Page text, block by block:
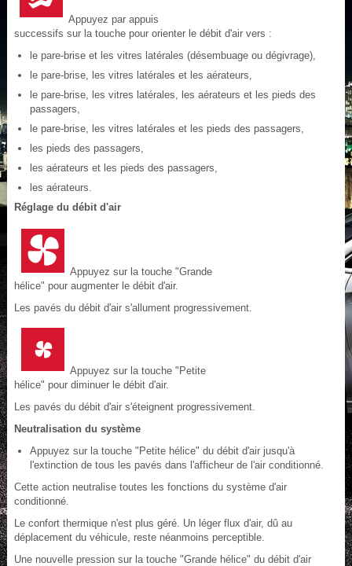
Appuyez par appuis
successifs sur la touche pour orienter le débit d'air vers :
le pare-brise et les vitres latérales (désembuage ou dégivrage),
le pare-brise, les vitres latérales et les aérateurs,
le pare-brise, les vitres latérales, les aérateurs et les pieds des
passagers,
le pare-brise, les vitres latérales et les pieds des passagers,
les pieds des passagers,
les aérateurs et les pieds des passagers,
les aérateurs.
Réglage du débit d'air
Appuyez sur la touche "Grande
hélice" pour augmenter le débit d'air.
Les pavés du débit d'air s'allument progressivement.
Appuyez sur la touche "Petite
hélice" pour diminuer le débit d'air.
Les pavés du débit d'air s'éteignent progressivement.
Neutralisation du système
Appuyez sur la touche "Petite hélice" du débit d'air jusqu'à
l'extinction de tous les pavés dans l'afficheur de l'air conditionné.
Cette action neutralise toutes les fonctions du système d'air
conditionné.
Le confort thermique n'est plus géré. Un léger flux d'air, dû au
déplacement du véhicule, reste néanmoins perceptible.
Une nouvelle pression sur la touche "Grande hélice" du débit d'air